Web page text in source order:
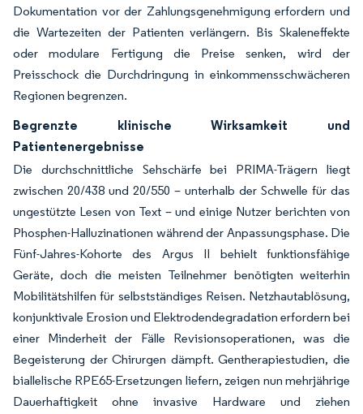
Dokumentation vor der Zahlungsgenehmigung erfordern und
die Wartezeiten der Patienten verlängern. Bis Skaleneffekte
oder modulare Fertigung die Preise senken, wird der
Preisschock die Durchdringung in einkommensschwächeren
Regionen begrenzen.
Begrenzte klinische Wirksamkeit und
Patientenergebnisse
Die durchschnittliche Sehschärfe bei PRIMA-Trägern liegt
zwischen 20/438 und 20/550 – unterhalb der Schwelle für das
ungestützte Lesen von Text – und einige Nutzer berichten von
Phosphen-Halluzinationen während der Anpassungsphase. Die
Fünf-Jahres-Kohorte des Argus II behielt funktionsfähige
Geräte, doch die meisten Teilnehmer benötigten weiterhin
Mobilitätshilfen für selbstständiges Reisen. Netzhautablösung,
konjunktivale Erosion und Elektrodendegradation erfordern bei
einer Minderheit der Fälle Revisionsoperationen, was die
Begeisterung der Chirurgen dämpft. Gentherapiestudien, die
biallelische RPE65-Ersetzungen liefern, zeigen nun mehrjährige
Dauerhaftigkeit ohne invasive Hardware und ziehen